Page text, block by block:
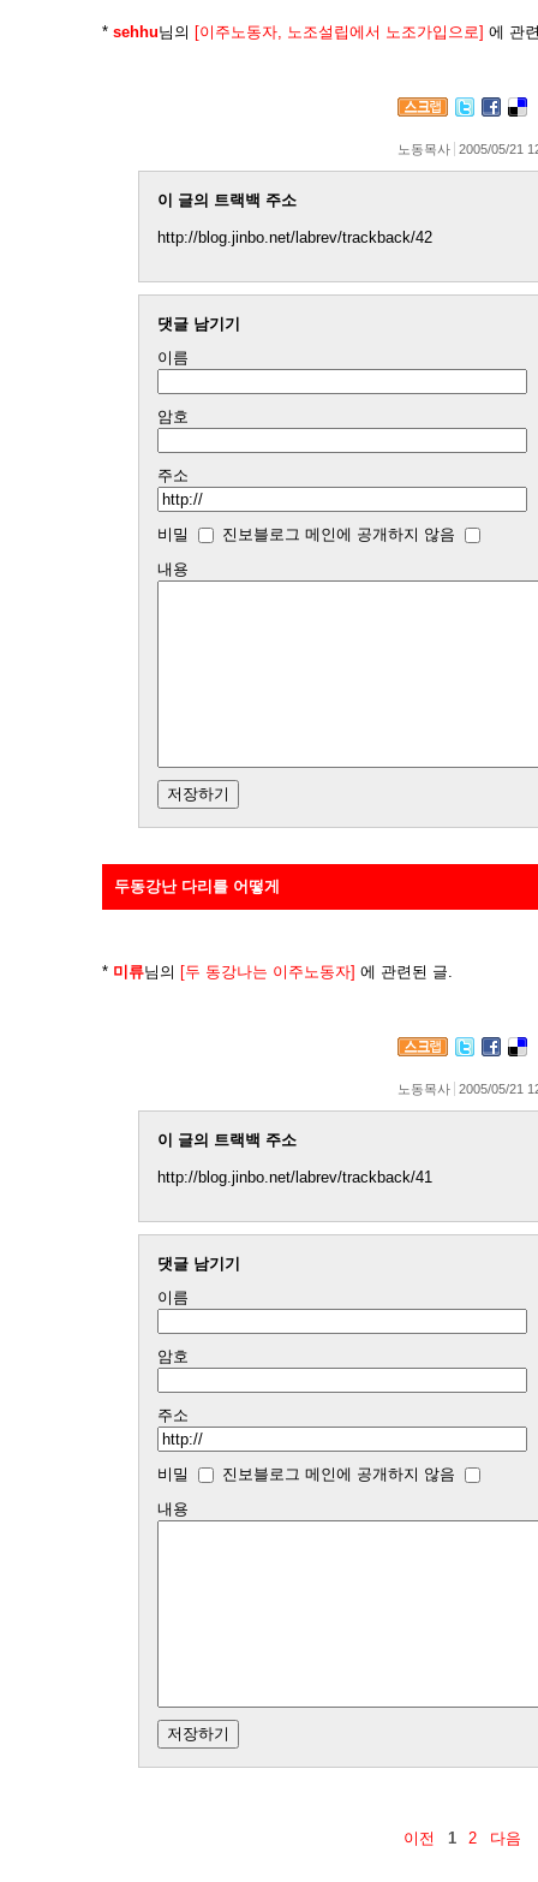
* sehhu님의 [이주노동자, 노조설립에서 노조가입으로] 에 관
노동목사 2005/05/21
이 글의 트랙백 주소
http://blog.jinbo.net/labrev/trackback/42
댓글 남기기
이름
암호
주소
비밀
진보블로그 메인에 공개하지 않음
내용
두동강난 다리를 어떻게
* 미류님의 [두 동강나는 이주노동자] 에 관련된 글.
노동목사 2005/05/21
이 글의 트랙백 주소
http://blog.jinbo.net/labrev/trackback/41
댓글 남기기
이름
암호
주소
비밀
진보블로그 메인에 공개하지 않음
내용
이전 1 2 다음